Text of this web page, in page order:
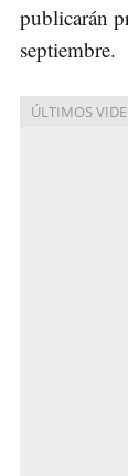
publicarán
septiembre.